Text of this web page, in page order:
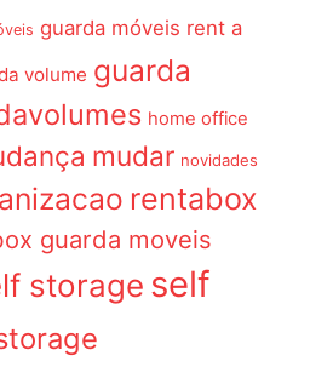
guarda móveis rent a
volume guarda
home office
mudar novidades
rentabox
guarda moveis
storage self